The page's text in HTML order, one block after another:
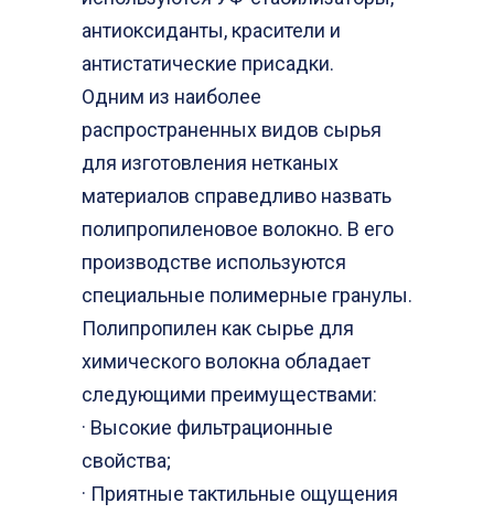
антиоксиданты, красители и
антистатические присадки.
Одним из наиболее
распространенных видов сырья
для изготовления нетканых
материалов справедливо назвать
полипропиленовое волокно. В его
производстве используются
специальные полимерные гранулы.
Полипропилен как сырье для
химического волокна обладает
следующими преимуществами:
· Высокие фильтрационные
свойства;
· Приятные тактильные ощущения